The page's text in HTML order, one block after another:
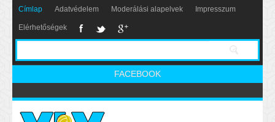
Címlap Adatvédelem Moderálási alapelvek Impresszum
Elérhetőségek
FACEBOOK